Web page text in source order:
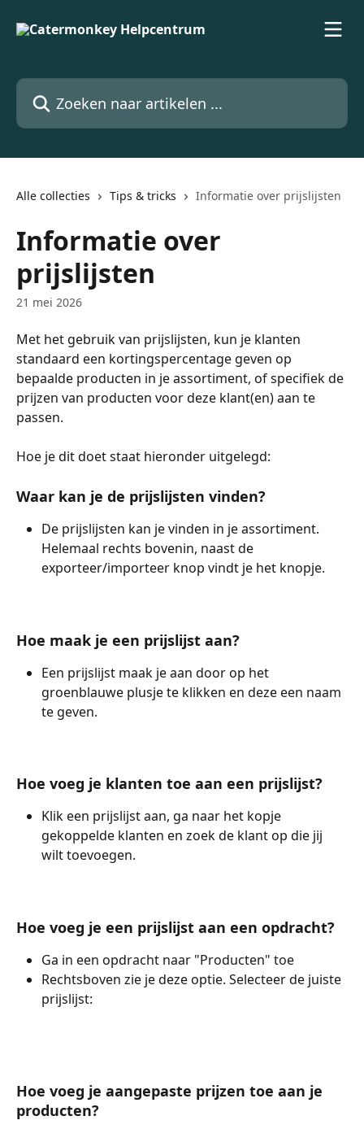
Zoeken naar artikelen ...
Alle collecties Tips & tricks Informatie over prijslijsten
Informatie over
prijslijsten
21 mei 2026
Met het gebruik van prijslijsten, kun je klanten
standaard een kortingspercentage geven op
bepaalde producten in je assortiment, of specifiek de
prijzen van producten voor deze klant(en) aan te
passen.
Hoe je dit doet staat hieronder uitgelegd:
Waar kan je de prijslijsten vinden?
De prijslijsten kan je vinden in je assortiment.
Helemaal rechts bovenin, naast de
exporteer/importeer knop vindt je het knopje.
Hoe maak je een prijslijst aan?
Een prijslijst maak je aan door op het
groenblauwe plusje te klikken en deze een naam
te geven.
Hoe voeg je klanten toe aan een prijslijst?
Klik een prijslijst aan, ga naar het kopje
gekoppelde klanten en zoek de klant op die jij
wilt toevoegen.
Hoe voeg je een prijslijst aan een opdracht?
Ga in een opdracht naar "Producten" toe
Rechtsboven zie je deze optie. Selecteer de juiste
prijslijst:
Hoe voeg je aangepaste prijzen toe aan je
producten?